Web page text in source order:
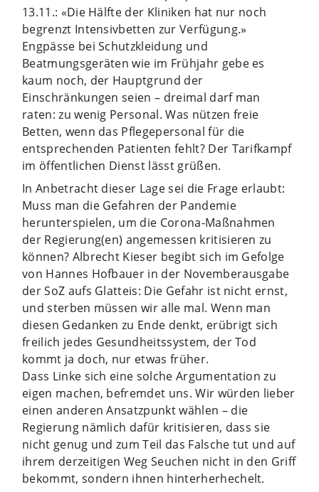
13.11.: «Die Hälfte der Kliniken hat nur noch
begrenzt Intensivbetten zur Verfügung.»
Engpässe bei Schutzkleidung und
Beatmungsgeräten wie im Frühjahr gebe es
kaum noch, der Hauptgrund der
Einschränkungen seien – dreimal darf man
raten: zu wenig Personal. Was nützen freie
Betten, wenn das Pflegepersonal für die
entsprechenden Patienten fehlt? Der Tarifkampf
im öffentlichen Dienst lässt grüßen.
In Anbetracht dieser Lage sei die Frage erlaubt:
Muss man die Gefahren der Pandemie
herunterspielen, um die Corona-Maßnahmen
der Regierung(en) angemessen kritisieren zu
können? Albrecht Kieser begibt sich im Gefolge
von Hannes Hofbauer in der Novemberausgabe
der SoZ aufs Glatteis: Die Gefahr ist nicht ernst,
und sterben müssen wir alle mal. Wenn man
diesen Gedanken zu Ende denkt, erübrigt sich
freilich jedes Gesundheitssystem, der Tod
kommt ja doch, nur etwas früher.
Dass Linke sich eine solche Argumentation zu
eigen machen, befremdet uns. Wir würden lieber
einen anderen Ansatzpunkt wählen – die
Regierung nämlich dafür kritisieren, dass sie
nicht genug und zum Teil das Falsche tut und auf
ihrem derzeitigen Weg Seuchen nicht in den Griff
bekommt, sondern ihnen hinterherhechelt.